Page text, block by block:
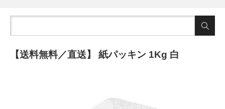
【送料無料／直送】 紙パッキン 1Kg 白